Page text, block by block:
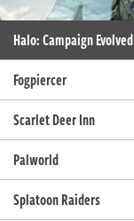
Halo: Campaign Evolved
Fogpiercer
Scarlet Deer Inn
Palworld
Splatoon Raiders